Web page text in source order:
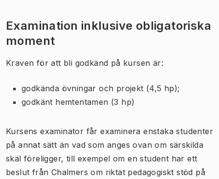
Examination inklusive obligatoriska
moment
Kraven för att bli godkänd på kursen är:
godkända övningar och projekt (4,5 hp);
godkänt hemtentamen (3 hp)
Kursens examinator får examinera enstaka studenter
på annat sätt än vad som anges ovan om särskilda
skäl föreligger, till exempel om en student har ett
beslut från Chalmers om riktat pedagogiskt stöd på